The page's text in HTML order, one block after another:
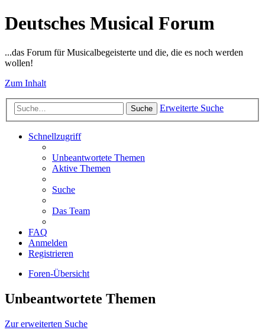
Deutsches Musical Forum
...das Forum für Musicalbegeisterte und die, die es noch werden
wollen!
Zum Inhalt
Suche Erweiterte Suche
Schnellzugriff
Unbeantwortete Themen
Aktive Themen
Suche
Das Team
FAQ
Anmelden
Registrieren
Foren-Übersicht
Unbeantwortete Themen
Zur erweiterten Suche